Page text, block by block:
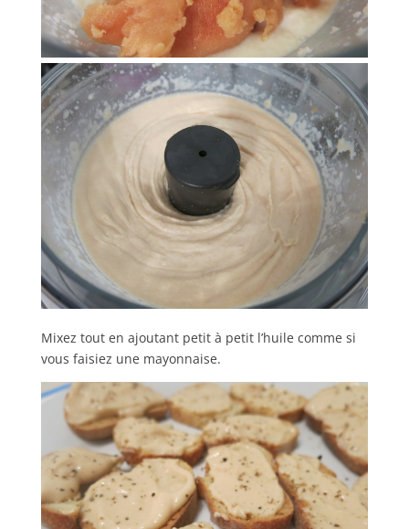
Mixez tout en ajoutant petit à petit l’huile comme si
vous faisiez une mayonnaise.